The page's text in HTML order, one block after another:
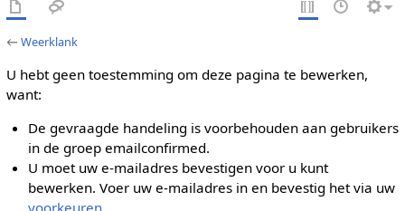
←Weerklank
U hebt geen toestemming om deze pagina te bewerken,
want:
De gevraagde handeling is voorbehouden aan gebruikers
in de groep emailconfirmed.
U moet uw e-mailadres bevestigen voor u kunt
bewerken. Voer uw e-mailadres in en bevestig het via uw